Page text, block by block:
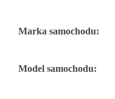
Marka samochodu:
Model samochodu: